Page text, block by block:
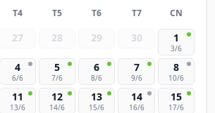
T4 T5 T6 T7 CN
27 28 29 30 1
3/6
4
6/6
5
7/6
6
8/6
7
9/6
8
10/6
11
13/6
12
14/6
13
15/6
14
16/6
15
17/6